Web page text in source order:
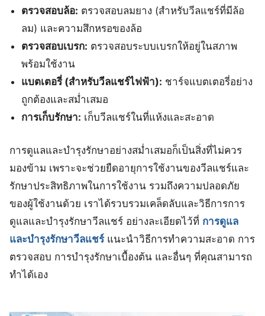
ตรวจสอบล้อ: ตรวจสอบลมยาง (สำหรับวีลแชร์ที่มีล้อ
ลม) และความสึกหรอของล้อ
ตรวจสอบเบรก: ตรวจสอบระบบเบรกให้อยู่ในสภาพ
พร้อมใช้งาน
แบตเตอรี่ (สำหรับวีลแชร์ไฟฟ้า): ชาร์จแบตเตอรี่อย่าง
ถูกต้องและสม่ำเสมอ
การเก็บรักษา: เก็บวีลแชร์ในที่แห้งและสะอาด
การดูแลและบำรุงรักษาอย่างสม่ำเสมอก็เป็นสิ่งที่ไม่ควร
มองข้าม เพราะจะช่วยยืดอายุการใช้งานของวีลแชร์และ
รักษาประสิทธิภาพในการใช้งาน รวมถึงความปลอดภัย
ของผู้ใช้งานด้วย เราได้รวบรวมเคล็ดลับและวิธีการการ
ดูแลและบำรุงรักษาวีลแชร์ อย่างละเอียดไว้ที่ การดูแล
และบำรุงรักษาวีลแชร์แนะนำวิธีการทำความสะอาด การ
ตรวจสอบ การบำรุงรักษาเบื้องต้น และอื่นๆ ที่คุณสามารถ
ทำได้เอง